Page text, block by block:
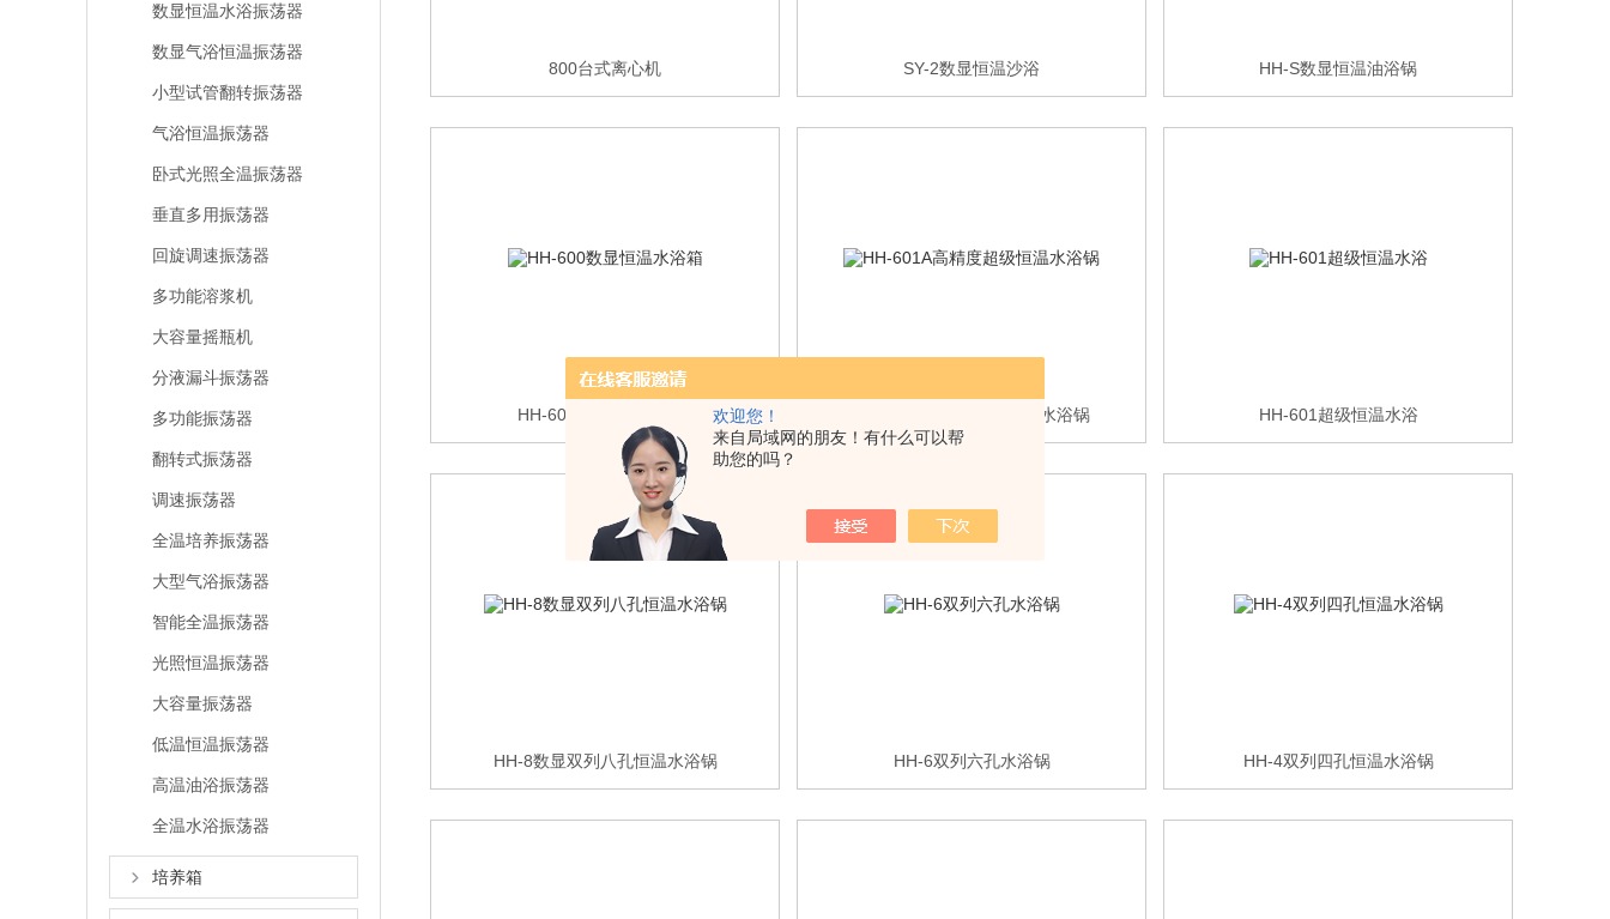
欢迎您！
来自局域网的朋友！有什么可以帮
助您的吗？
800台式离心机 SY-2数显恒温沙浴 HH-S数显恒温油浴锅
HH-600数显恒温水浴箱 HH-601A高精度超级恒温水浴锅 HH-601超级恒温水浴
HH-8数显双列八孔恒温水浴锅 HH-6双列六孔水浴锅 HH-4双列四孔恒温水浴锅
数显恒温水浴振荡器
数显气浴恒温振荡器
小型试管翻转振荡器
气浴恒温振荡器
卧式光照全温振荡器
垂直多用振荡器
回旋调速振荡器
多功能溶浆机
大容量摇瓶机
分液漏斗振荡器
多功能振荡器
翻转式振荡器
调速振荡器
全温培养振荡器
大型气浴振荡器
智能全温振荡器
光照恒温振荡器
大容量振荡器
低温恒温振荡器
高温油浴振荡器
全温水浴振荡器
培养箱